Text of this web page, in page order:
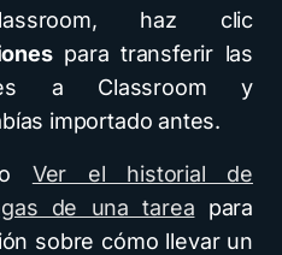
haz clic
para transferir las
a Classroom y
importado antes.
Ver el historial de
de una tarea para
sobre cómo llevar un